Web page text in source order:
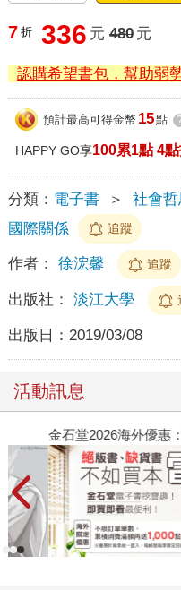
7 折 336 元 480 元
認購希望書包，幫助弱
預計最高可得金幣 15點
HAPPY GO享100累1點 4
分類： 電子書 ＞ 社會哲
國際關係
追蹤
作者： 徐浤馨 追蹤
出版社： 淡江大學
出版日： 2019/03/08
活動訊息
金石堂2026海外優惠：電